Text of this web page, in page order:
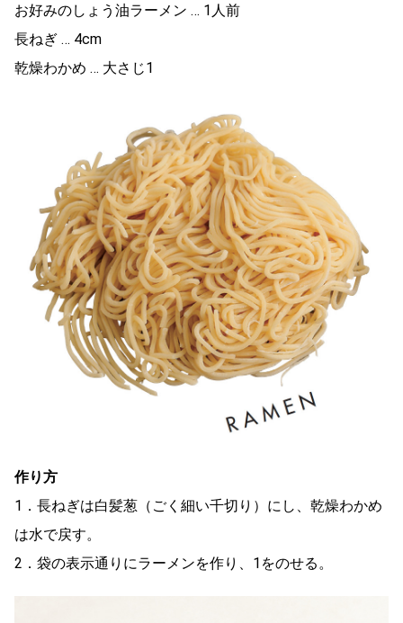
お好みのしょう油ラーメン … 1人前
長ねぎ … 4cm
乾燥わかめ … 大さじ1
作り方
1．長ねぎは白髪葱（ごく細い千切り）にし、乾燥わかめ
は水で戻す。
2．袋の表示通りにラーメンを作り、1をのせる。